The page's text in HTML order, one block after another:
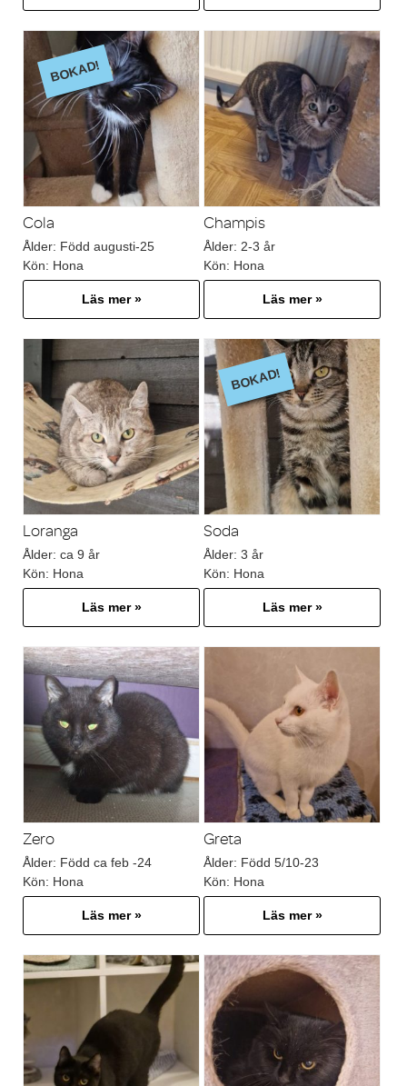
BOKAD!
Cola
Ålder: Född augusti-25
Kön: Hona
Läs mer »
Champis
Ålder: 2-3 år
Kön: Hona
Läs mer »
Loranga
Ålder: ca 9 år
Kön: Hona
Läs mer »
BOKAD!
Soda
Ålder: 3 år
Kön: Hona
Läs mer »
Zero
Ålder: Född ca feb -24
Kön: Hona
Läs mer »
Greta
Ålder: Född 5/10-23
Kön: Hona
Läs mer »